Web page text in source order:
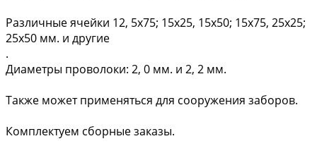
Различные ячейки 12, 5х75; 15х25, 15х50; 15х75, 25х25;
25х50 мм. и другие
.
Диаметры проволоки: 2, 0 мм. и 2, 2 мм.
Также может применяться для сооружения заборов.
Комплектуем сборные заказы.